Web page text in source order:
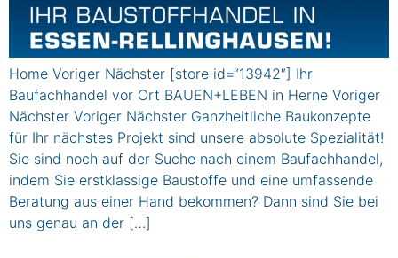
Home Voriger Nächster [store id=“13942″] Ihr
Baufachhandel vor Ort BAUEN+LEBEN in Herne Voriger
Nächster Voriger Nächster Ganzheitliche Baukonzepte
für Ihr nächstes Projekt sind unsere absolute Spezialität!
Sie sind noch auf der Suche nach einem Baufachhandel,
indem Sie erstklassige Baustoffe und eine umfassende
Beratung aus einer Hand bekommen? Dann sind Sie bei
uns genau an der […]